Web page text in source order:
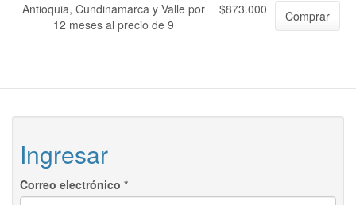
Antioquia, Cundinamarca y Valle por
12 meses al precio de 9
$873.000 Comprar
Ingresar
Correo electrónico *